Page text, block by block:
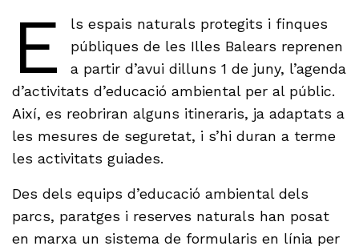
E
ls espais naturals protegits i finques
públiques de les Illes Balears reprenen
a partir d’avui dilluns 1 de juny, l’agenda
d’activitats d’educació ambiental per al públic.
Així, es reobriran alguns itineraris, ja adaptats a
les mesures de seguretat, i s’hi duran a terme
les activitats guiades.
Des dels equips d’educació ambiental dels
parcs, paratges i reserves naturals han posat
en marxa un sistema de formularis en línia per